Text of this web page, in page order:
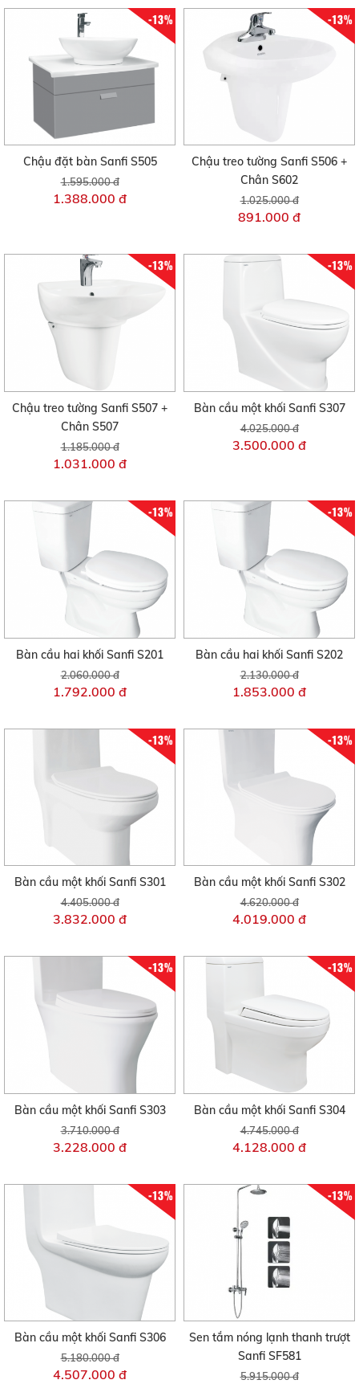
-13%
Chậu đặt bàn Sanfi S505
1.595.000 đ
1.388.000 đ
-13%
Chậu treo tường Sanfi S506 +
Chân S602
1.025.000 đ
891.000 đ
-13%
Chậu treo tường Sanfi S507 +
Chân S507
1.185.000 đ
1.031.000 đ
-13%
Bàn cầu một khối Sanfi S307
4.025.000 đ
3.500.000 đ
-13%
Bàn cầu hai khối Sanfi S201
2.060.000 đ
1.792.000 đ
-13%
Bàn cầu hai khối Sanfi S202
2.130.000 đ
1.853.000 đ
-13%
Bàn cầu một khối Sanfi S301
4.405.000 đ
3.832.000 đ
-13%
Bàn cầu một khối Sanfi S302
4.620.000 đ
4.019.000 đ
-13%
Bàn cầu một khối Sanfi S303
3.710.000 đ
3.228.000 đ
-13%
Bàn cầu một khối Sanfi S304
4.745.000 đ
4.128.000 đ
-13%
Bàn cầu một khối Sanfi S306
5.180.000 đ
4.507.000 đ
-13%
Sen tắm nóng lạnh thanh trượt
Sanfi SF581
5.915.000 đ